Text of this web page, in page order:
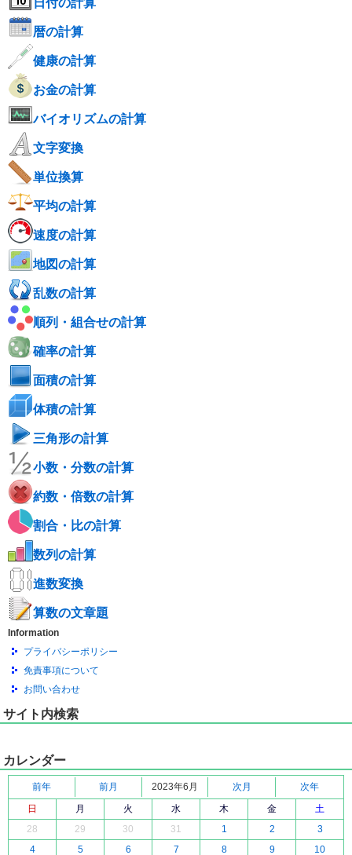
日付の計算
暦の計算
健康の計算
お金の計算
バイオリズムの計算
文字変換
単位換算
平均の計算
速度の計算
地図の計算
乱数の計算
順列・組合せの計算
確率の計算
面積の計算
体積の計算
三角形の計算
小数・分数の計算
約数・倍数の計算
割合・比の計算
数列の計算
進数変換
算数の文章題
Information
プライバシーポリシー
免責事項について
お問い合わせ
サイト内検索
カレンダー
前年 前月 2023年6月 次月
次年
日
月 火 水 木 金
土
28
29 30 31 1 2
3
4
5 6 7 8 9 10